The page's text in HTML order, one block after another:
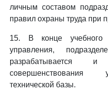
личным составом
правил охраны труда при
15. В конце
управления,
разрабатывается
совершенствования
технической базы.